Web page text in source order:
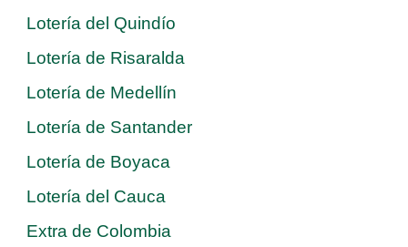
Lotería del Quindío
Lotería de Risaralda
Lotería de Medellín
Lotería de Santander
Lotería de Boyaca
Lotería del Cauca
Extra de Colombia